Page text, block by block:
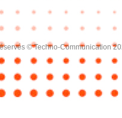
© Techno-Communication